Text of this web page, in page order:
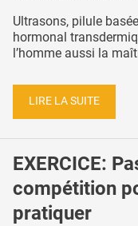
Ultrasons, pilule
hormonal
l’homme aussi la
LIRE LA SUITE
EXERCICE:
compétition
pratiquer